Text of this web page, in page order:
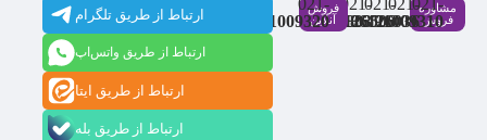
مشاوره
فروش
021-
91009310
021-
86126036
021-
86126506
021-
88537803
فروش
آنلاین
021-
91009320
ارتباط از طریق تلگرام
ارتباط از طریق واتس‌اپ
ارتباط از طریق ایتا
ارتباط از طریق بله